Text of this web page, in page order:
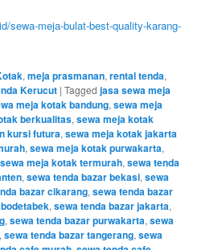
sewa-meja-bulat-best-quality-karang-
,meja prasmanan,rental tenda,
Kerucut |Tagged jasa sewa meja
meja kotak bandung,sewa meja
berkualitas,sewa meja kotak
kursi futura,sewa meja kotak jakarta
,sewa meja kotak purwakarta,
sewa meja kotak termurah,sewa tenda
,sewa tenda bazar bekasi,sewa
bazar cikarang,sewa tenda bazar
,sewa tenda bazar jakarta,
,sewa tenda bazar purwakarta,sewa
,sewa tenda bazar tangerang,sewa